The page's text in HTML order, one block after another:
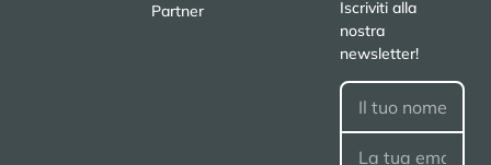
Partner
Iscriviti alla
nostra
newsletter!